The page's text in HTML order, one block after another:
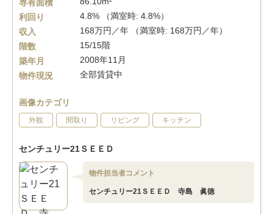
専有面積
利回り
4.8% （満室時: 4.8%）
収入
168万円／年 （満室時: 168万円／年）
階数
15/15階
築年月
2008年11月
物件現況
全部賃貸中
画像カテゴリ
外観 間取り リビング キッチン
センチュリー21ＳＥＥＤ
物件担当者コメント
センチュリー21ＳＥＥＤ 寺島 眞徳